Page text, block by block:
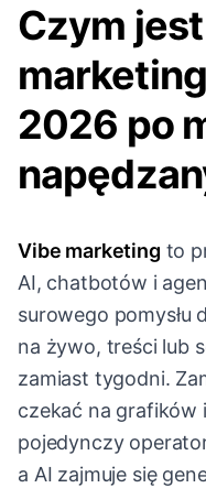
Czym
2026 po
Vibe marketing to
AI, chatbotów i
surowego pomysłu
na żywo, treści lub
zamiast tygodni.
czekać na grafików
pojedynczy
a AI zajmuje się